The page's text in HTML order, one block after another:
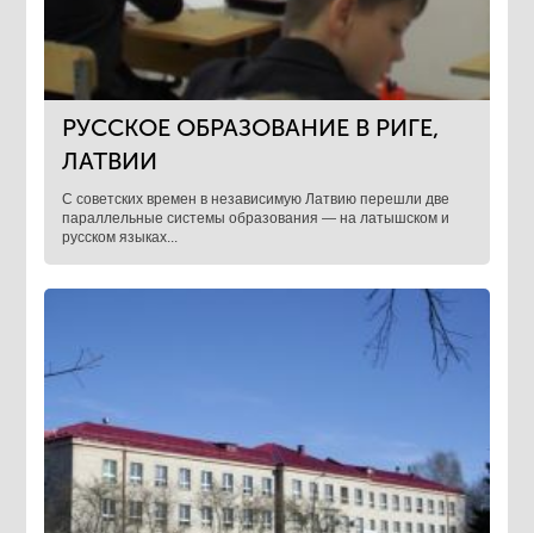
РУССКОЕ ОБРАЗОВАНИЕ В РИГЕ,
ЛАТВИИ
С советских времен в независимую Латвию перешли две
параллельные системы образования — на латышском и
русском языках...